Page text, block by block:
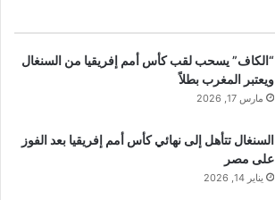
“الكاف” يسحب لقب كأس أمم إفريقيا من السنغال
ويعتبر المغرب بطلاً
مارس 17, 2026
السنغال تتأهل إلى نهائي كأس أمم إفريقيا بعد الفوز
على مصر
يناير 14, 2026